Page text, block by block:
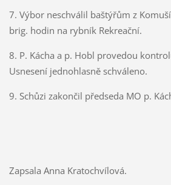
7. Výbor neschválil baštýřům z
brig. hodin na rybník Rekreační.
8. P. Kácha a p. Hobl provedou
Usnesení jednohlasně schváleno.
9. Schůzi zakončil předseda MO p.
Zapsala Anna Kratochvílová.